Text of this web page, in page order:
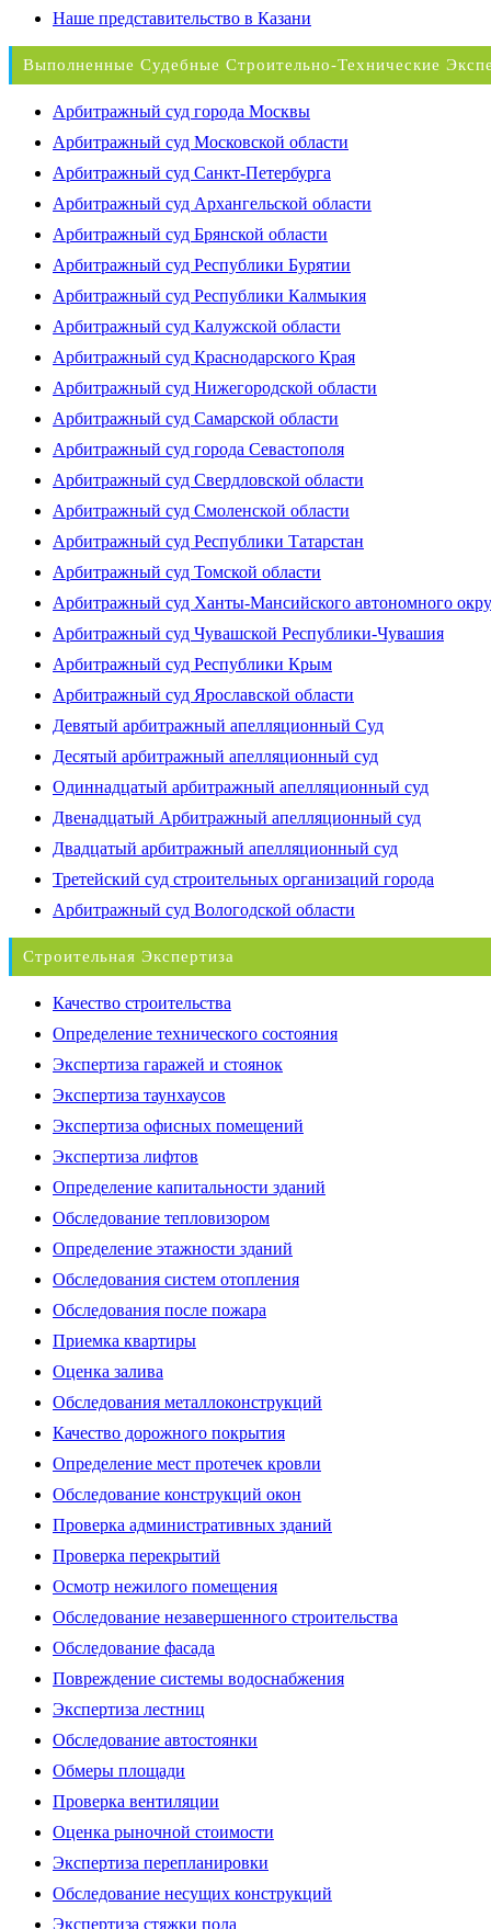
Наше представительство в Казани
Выполненные Судебные Строительно-Технические
Арбитражный суд города Москвы
Арбитражный суд Московской области
Арбитражный суд Санкт-Петербурга
Арбитражный суд Архангельской области
Арбитражный суд Брянской области
Арбитражный суд Республики Бурятии
Арбитражный суд Республики Калмыкия
Арбитражный суд Калужской области
Арбитражный суд Краснодарского Края
Арбитражный суд Нижегородской области
Арбитражный суд Самарской области
Арбитражный суд города Севастополя
Арбитражный суд Свердловской области
Арбитражный суд Смоленской области
Арбитражный суд Республики Татарстан
Арбитражный суд Томской области
Арбитражный суд Ханты-Мансийского автономного
Арбитражный суд Чувашской Республики-Чувашия
Арбитражный суд Республики Крым
Арбитражный суд Ярославской области
Девятый арбитражный апелляционный Суд
Десятый арбитражный апелляционный суд
Одиннадцатый арбитражный апелляционный суд
Двенадцатый Арбитражный апелляционный суд
Двадцатый арбитражный апелляционный суд
Третейский суд строительных организаций города
Арбитражный суд Вологодской области
Строительная Экспертиза
Качество строительства
Определение технического состояния
Экспертиза гаражей и стоянок
Экспертиза таунхаусов
Экспертиза офисных помещений
Экспертиза лифтов
Определение капитальности зданий
Обследование тепловизором
Определение этажности зданий
Обследования систем отопления
Обследования после пожара
Приемка квартиры
Оценка залива
Обследования металлоконструкций
Качество дорожного покрытия
Определение мест протечек кровли
Обследование конструкций окон
Проверка административных зданий
Проверка перекрытий
Осмотр нежилого помещения
Обследование незавершенного строительства
Обследование фасада
Повреждение системы водоснабжения
Экспертиза лестниц
Обследование автостоянки
Обмеры площади
Проверка вентиляции
Оценка рыночной стоимости
Экспертиза перепланировки
Обследование несущих конструкций
Экспертиза стяжки пола